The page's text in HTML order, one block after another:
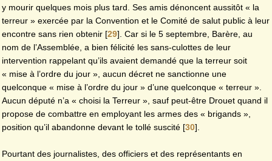
y mourir quelques mois plus tard. Ses amis dénoncent aussitôt « la
terreur » exercée par la Convention et le Comité de salut public à leur
encontre sans rien obtenir [29]. Car si le 5 septembre, Barère, au
nom de l’Assemblée, a bien félicité les sans-culottes de leur
intervention rappelant qu’ils avaient demandé que la terreur soit
« mise à l’ordre du jour », aucun décret ne sanctionne une
quelconque « mise à l’ordre du jour » d’une quelconque « terreur ».
Aucun député n’a « choisi la Terreur », sauf peut-être Drouet quand il
propose de combattre en employant les armes des « brigands »,
position qu’il abandonne devant le tollé suscité [30].
Pourtant des journalistes, des officiers et des représentants en